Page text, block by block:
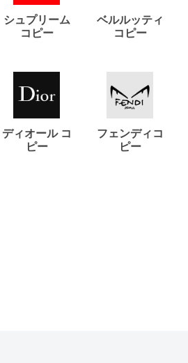
シュプリーム
コピー
ベルルッティ
コピー
ディオール コ
ピー
フェンディコ
ピー